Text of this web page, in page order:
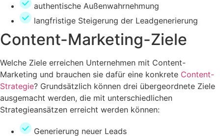
authentische Außenwahrnehmung
langfristige Steigerung der Leadgenerierung
Content-Marketing-Ziele
Welche Ziele erreichen Unternehmen mit Content-
Marketing und brauchen sie dafür eine konkrete Content-
Strategie? Grundsätzlich können drei übergeordnete Ziele
ausgemacht werden, die mit unterschiedlichen
Strategieansätzen erreicht werden können:
Generierung neuer Leads